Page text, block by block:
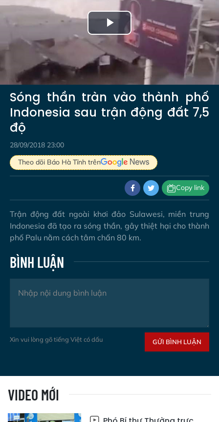
Play
Video
Sóng thần tràn vào thành phố
Indonesia sau trận động đất 7,5
độ
28/09/2018 23:00
Theo dõi Báo Hà Tĩnh trên
Copy link
Trận động đất ngoài khơi đảo Sulawesi, miền trung
Indonesia đã tạo ra sóng thần, gây thiệt hại cho thành
phố Palu nằm cách tâm chấn 80 km.
BÌNH LUẬN
Xin vui lòng gõ tiếng Việt có dấu GỬI BÌNH LUẬN
VIDEO MỚI